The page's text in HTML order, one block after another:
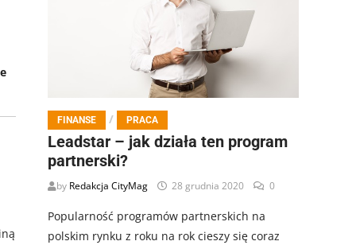
FINANSE / PRACA
Leadstar – jak działa ten program
partnerski?
by Redakcja CityMag 28 grudnia 2020 0
Popularność programów partnerskich na
polskim rynku z roku na rok cieszy się coraz